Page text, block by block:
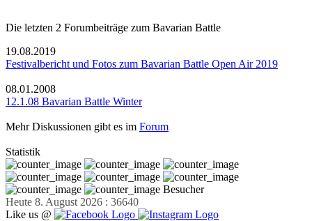
Die letzten 2 Forumbeiträge zum Bavarian Battle
19.08.2019
Festivalbericht und Fotos zum Bavarian Battle Open Air 2019
08.01.2008
12.1.08 Bavarian Battle Winter
Mehr Diskussionen gibt es im Forum
Statistik
Besucher
Heute 8. August 2026 : 36640
Like us @